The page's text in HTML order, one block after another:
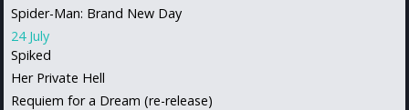
Spider-Man: Brand New Day
24 July
Spiked
Her Private Hell
Requiem for a Dream (re-release)